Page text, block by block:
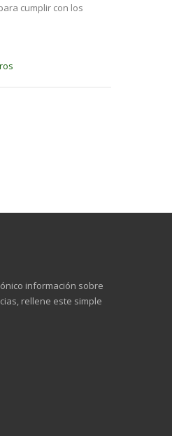
cumplir con los
información sobre
rellene este simple